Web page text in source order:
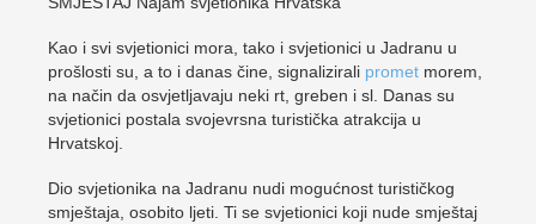
Kao i svi svjetionici mora, tako i svjetionici u Jadranu u
prošlosti su, a to i danas čine, signalizirali promet morem,
na način da osvjetljavaju neki rt, greben i sl. Danas su
svjetionici postala svojevrsna turistička atrakcija u
Hrvatskoj.
Dio svjetionika na Jadranu nudi mogućnost turističkog
smještaja, osobito ljeti. Ti se svjetionici koji nude smještaj